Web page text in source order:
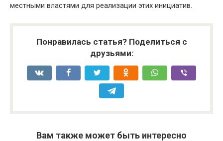
местными властями для реализации этих инициатив.
Понравилась статья? Поделиться с
друзьями:
Вам также может быть интересно